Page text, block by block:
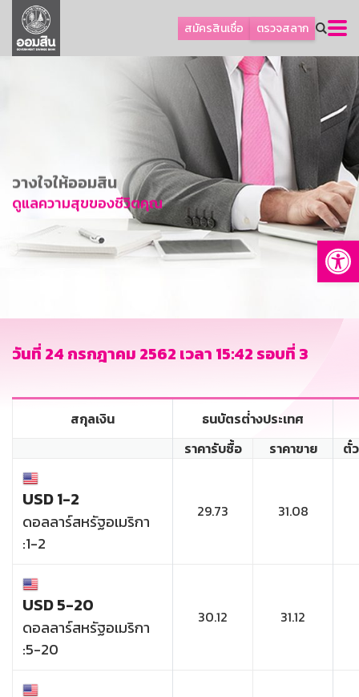
สมัครสินเชื่อ ตรวจสลาก
ลูกค้าธุรกิจ
ลูกค้าผู้ประกอบรายย่อย
การพัฒนาที่ยั่งยืน
ข่าวสาร
บริการทางการเงิน
อื่นๆ
GSB Society
วางใจให้ออมสิน
ดูแลความสุขของชีวิตคุณ
วันที่ 24 กรกฎาคม 2562 เวลา 15:42 รอบที่ 3
สกุลเงิน
ธนบัตรต่่างประเทศ
ราคารับซื้อ
ราคาขาย ตั๋
USD 1-2
ดอลลาร์สหรัฐอเมริกา
:1-2
29.73 31.08
USD 5-20
ดอลลาร์สหรัฐอเมริกา
:5-20
30.12 31.12